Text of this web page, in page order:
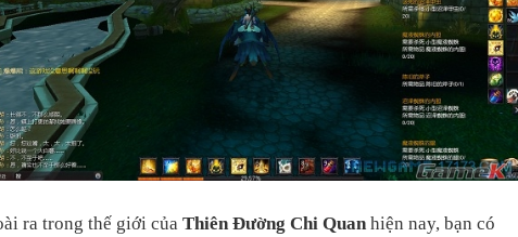
ra trong thế giới của Thiên Đường Chi Quanhiện nay, bạn có